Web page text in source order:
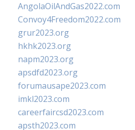
AngolaOilAndGas2022.com
Convoy4Freedom2022.com
grur2023.org
hkhk2023.org
napm2023.org
apsdfd2023.org
forumausape2023.com
imkl2023.com
careerfaircsd2023.com
apsth2023.com